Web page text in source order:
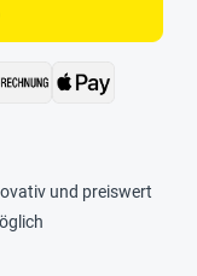
und preiswert